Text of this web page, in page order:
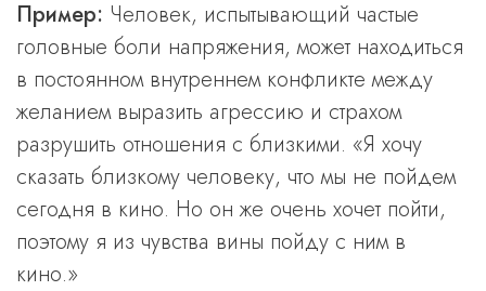
Пример: Человек, испытывающий частые
головные боли напряжения, может находиться
в постоянном внутреннем конфликте между
желанием выразить агрессию и страхом
разрушить отношения с близкими. «Я хочу
сказать близкому человеку, что мы не пойдем
сегодня в кино. Но он же очень хочет пойти,
поэтому я из чувства вины пойду с ним в
кино.»